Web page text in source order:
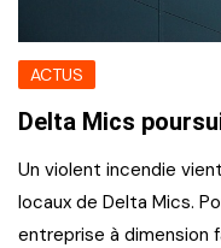
ACTUS
Delta Mics
Un violent incendie
locaux de Delta Mics.
entreprise à dimension